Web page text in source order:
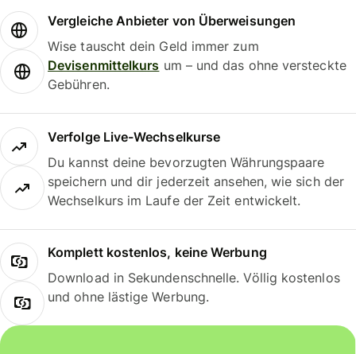
Vergleiche Anbieter von Überweisungen
Wise tauscht dein Geld immer zum
Devisenmittelkurs um – und das ohne versteckte
Gebühren.
Verfolge Live-Wechselkurse
Du kannst deine bevorzugten Währungspaare
speichern und dir jederzeit ansehen, wie sich der
Wechselkurs im Laufe der Zeit entwickelt.
Komplett kostenlos, keine Werbung
Download in Sekundenschnelle. Völlig kostenlos
und ohne lästige Werbung.